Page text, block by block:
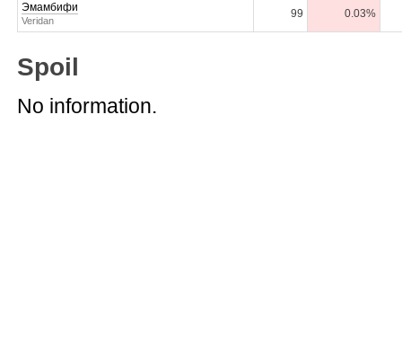
Эмамбифи
Veridan
99 0.03%
Spoil
No information.